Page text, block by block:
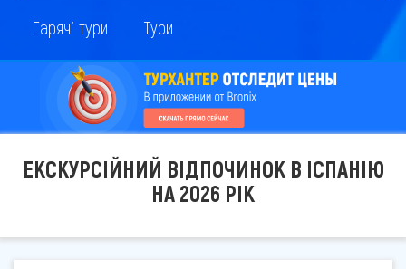
Гарячі тури Тури
ЕКСКУРСІЙНИЙ ВІДПОЧИНОК В ІСПАНІЮ
НА 2026 РІК